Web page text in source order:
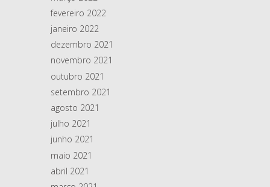
fevereiro 2022
janeiro 2022
dezembro 2021
novembro 2021
outubro 2021
setembro 2021
agosto 2021
julho 2021
junho 2021
maio 2021
abril 2021